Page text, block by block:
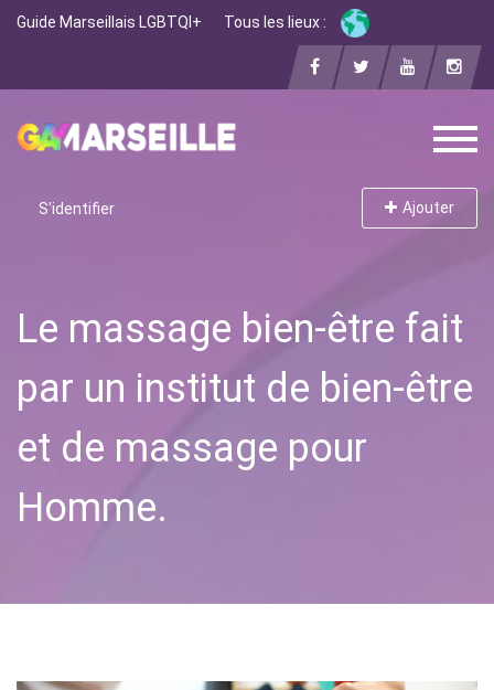
Guide Marseillais LGBTQI+ Tous les lieux :
S'identifier Ajouter
Le massage bien-être fait
par un institut de bien-être
et de massage pour
Homme.